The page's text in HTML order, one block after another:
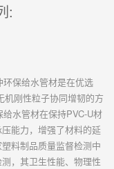
:
保给水管材是在优选
机刚性粒子协同增韧的方
水管材在保持PVC-U材
能力，增强了材料的延
料制品质量监督检测中
，其卫生性能、物理性